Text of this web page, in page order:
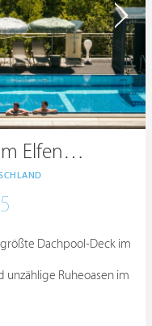
Spirit & SPA Birkenhof am Elfenhain ****S
Dachpool-Deck im
unzählige Ruheoasen im